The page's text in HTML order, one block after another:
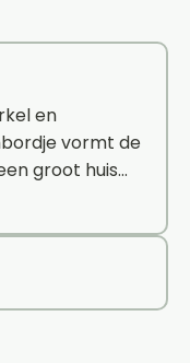
en
vormt de
groot huis…